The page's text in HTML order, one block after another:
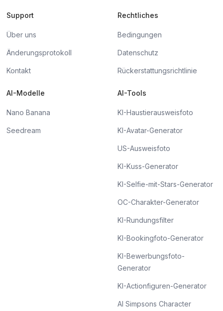
Support
Über uns
Änderungsprotokoll
Kontakt
Rechtliches
Bedingungen
Datenschutz
Rückerstattungsrichtlinie
AI-Modelle
Nano Banana
Seedream
AI-Tools
KI-Haustierausweisfoto
KI-Avatar-Generator
US-Ausweisfoto
KI-Kuss-Generator
KI-Selfie-mit-Stars-Generator
OC-Charakter-Generator
KI-Rundungsfilter
KI-Bookingfoto-Generator
KI-Bewerbungsfoto-
Generator
KI-Actionfiguren-Generator
AI Simpsons Character